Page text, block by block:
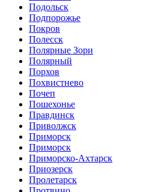
Подольск
Подпорожье
Покров
Полесск
Полярные Зори
Полярный
Порхов
Похвистнево
Почеп
Пошехонье
Правдинск
Приволжск
Приморск
Приморск
Приморско-Ахтарск
Приозерск
Пролетарск